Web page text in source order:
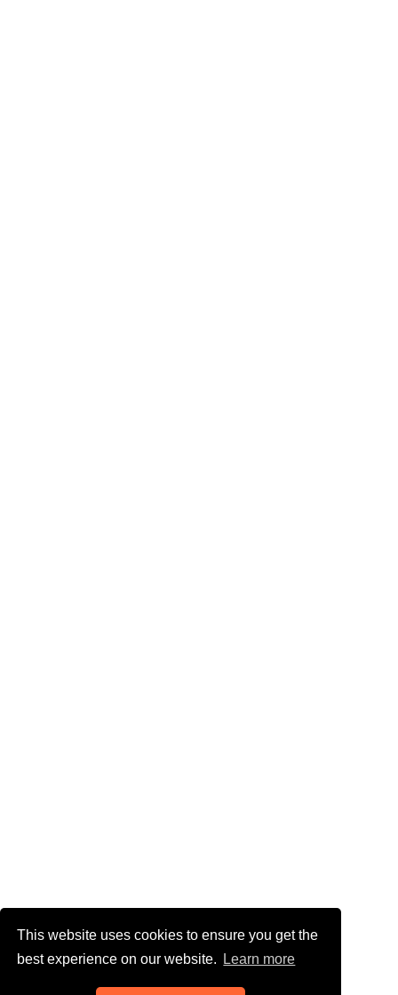
This website uses cookies to ensure you get the
best experience on our website.
Learn more